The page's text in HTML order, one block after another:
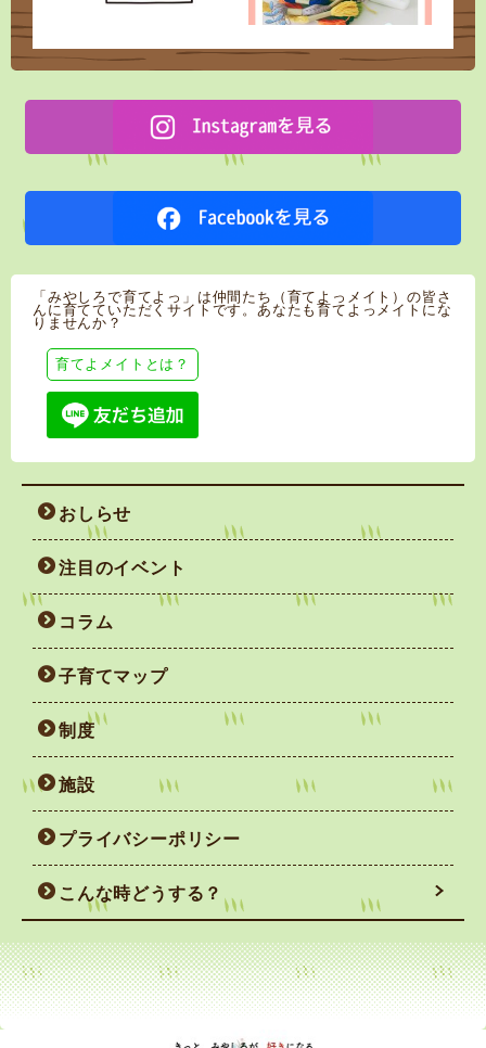
「みやしろで育てよっ」は仲間たち（育てよっメイト）の皆さ
んに育てていただくサイトです。あなたも育てよっメイトにな
りませんか？
育てよメイトとは？
おしらせ
注目のイベント
コラム
子育てマップ
制度
施設
プライバシーポリシー
こんな時どうする？
赤ちゃんを迎えるまで
赤ちゃん誕生！